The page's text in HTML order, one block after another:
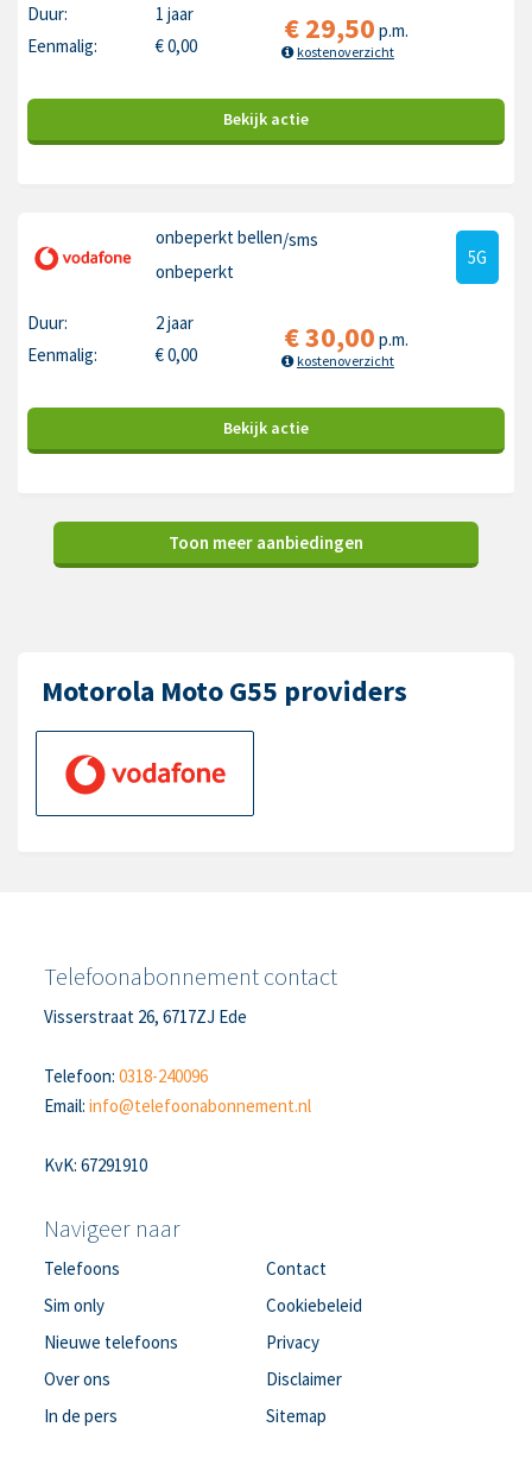
Duur:
1 jaar
Eenmalig:
€0,00 €29,50 p.m.
kostenoverzicht
Bekijk actie
onbeperkt bellen/sms
onbeperkt
5G
Duur:
2 jaar
Eenmalig:
€0,00 €30,00 p.m.
kostenoverzicht
Bekijk actie
Toon meer aanbiedingen
Motorola Moto G55 providers
Telefoonabonnement contact
Visserstraat 26, 6717ZJ Ede
Telefoon:0318-240096
Email:info@telefoonabonnement.nl
KvK: 67291910
Navigeer naar
Telefoons
Sim only
Nieuwe telefoons
Over ons
In de pers
Contact
Cookiebeleid
Privacy
Disclaimer
Sitemap